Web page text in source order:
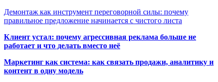
Демонтаж как инструмент переговорной силы: почему
правильное предложение начинается с чистого листа
Клиент устал: почему агрессивная реклама больше не
работает и что делать вместо неё
Маркетинг как система: как связать продажи, аналитику и
контент в одну модель